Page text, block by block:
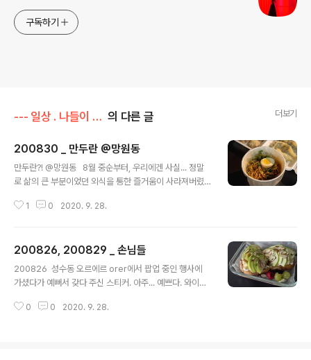
구독하기
--- 일상 . 나들이 . 맛집 의 다른 글 더보기
200830 _ 만두란 @망원동
만두란?! @망원동 ​ ​ 8월 중순부터, 우리에겐 사실... 정말
로 삶의 큰 부분이었던 외식을 통한 즐거움이 사라져버렸
수 없을 거라는 생각을 하면 정말 속이 답답...해진다. ​ 그래
표고버섯만두를 포장해왔다. 그런데... 만두란 사장님께서
블로그 글을 보고 동파육과 홍유지를 찾는 분들이 많아지
셨다며 샤오롱바오를 넣어주셨다. 늘 따뜻하게 맞이해주셔
아. 동파육도 포장되는거 다 아시죠? 별미다. 정말 좋아. 우
1 0 2020. 9. 28.
200826, 200829 _ 손님들
200826 ​ 성수동 오르에르 orer에서 팝업 중인 행사에
가셨다가 예뻐서 갖다 주신 스티커. 아주... 예쁘다. 와이프
거라고. 우리... 담희씨 스티커도 붙여야하고 이것도 붙여야
0 0 2020. 9. 28.